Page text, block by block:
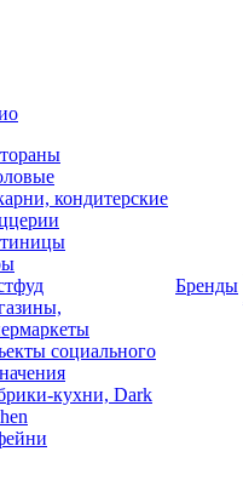
кондитерские
социального
кухни, Dark
Бренды